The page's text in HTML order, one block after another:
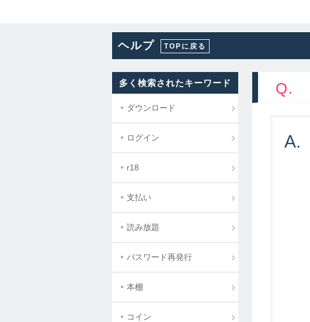
ヘルプ TOPに戻る
Q.
A.
多く検索されたキーワード
ダウンロード
ログイン
r18
支払い
読み放題
パスワード再発行
本棚
コイン